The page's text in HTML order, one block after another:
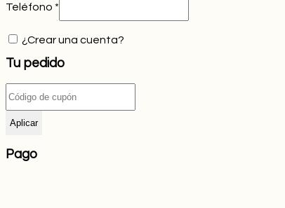
Teléfono *
¿Crear una cuenta?
Tu pedido
Aplicar
Pago